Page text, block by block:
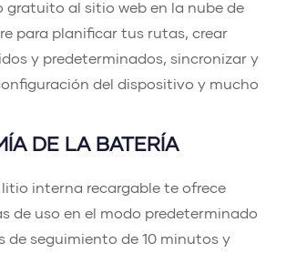
gratuito al sitio web en la nube de
para planificar tus rutas, crear
y predeterminados, sincronizar y
del dispositivo y mucho
DE LA BATERÍA
interna recargable te ofrece
de uso en el modo predeterminado
de seguimiento de 10 minutos y